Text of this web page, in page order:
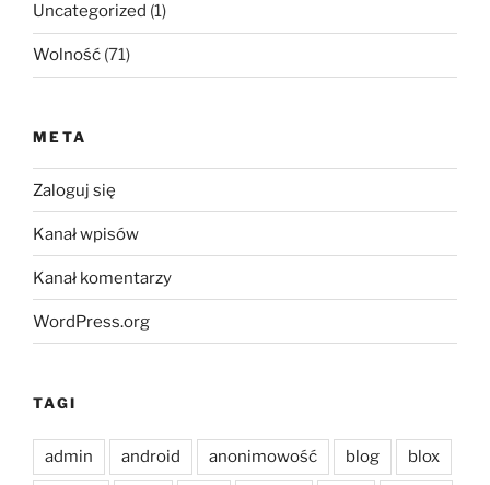
Uncategorized (1)
Wolność (71)
META
Zaloguj się
Kanał wpisów
Kanał komentarzy
WordPress.org
TAGI
admin android anonimowość blog blox